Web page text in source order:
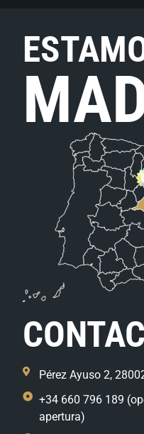
Pérez Ayuso 2,
+34 660 796 189
apertura)